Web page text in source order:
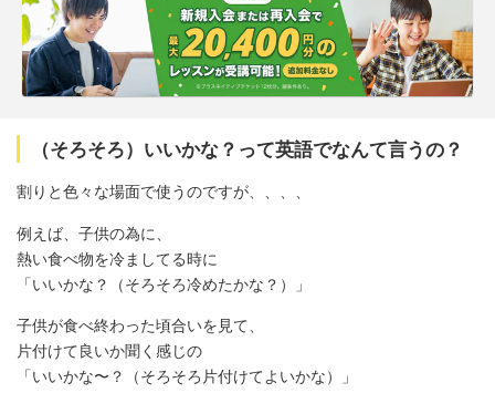
（そろそろ）いいかな？って英語でなんて言うの？
割りと色々な場面で使うのですが、、、、
例えば、子供の為に、
熱い食べ物を冷ましてる時に
「いいかな？（そろそろ冷めたかな？）」
子供が食べ終わった頃合いを見て、
片付けて良いか聞く感じの
「いいかな〜？（そろそろ片付けてよいかな）」